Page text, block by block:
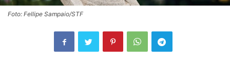
Foto: Fellipe Sampaio/STF